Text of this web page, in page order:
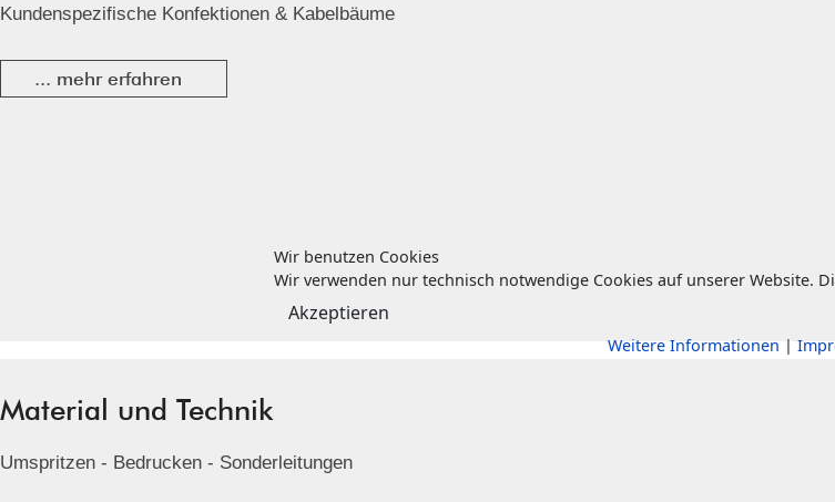
Kundenspezifische Konfektionen & Kabelbäume
... mehr erfahren
Material und Technik
Umspritzen - Bedrucken - Sonderleitungen
Wir benutzen Cookies
Wir verwenden nur technisch notwendige Cookies auf unserer Website.
Akzeptieren
Weitere Informationen |